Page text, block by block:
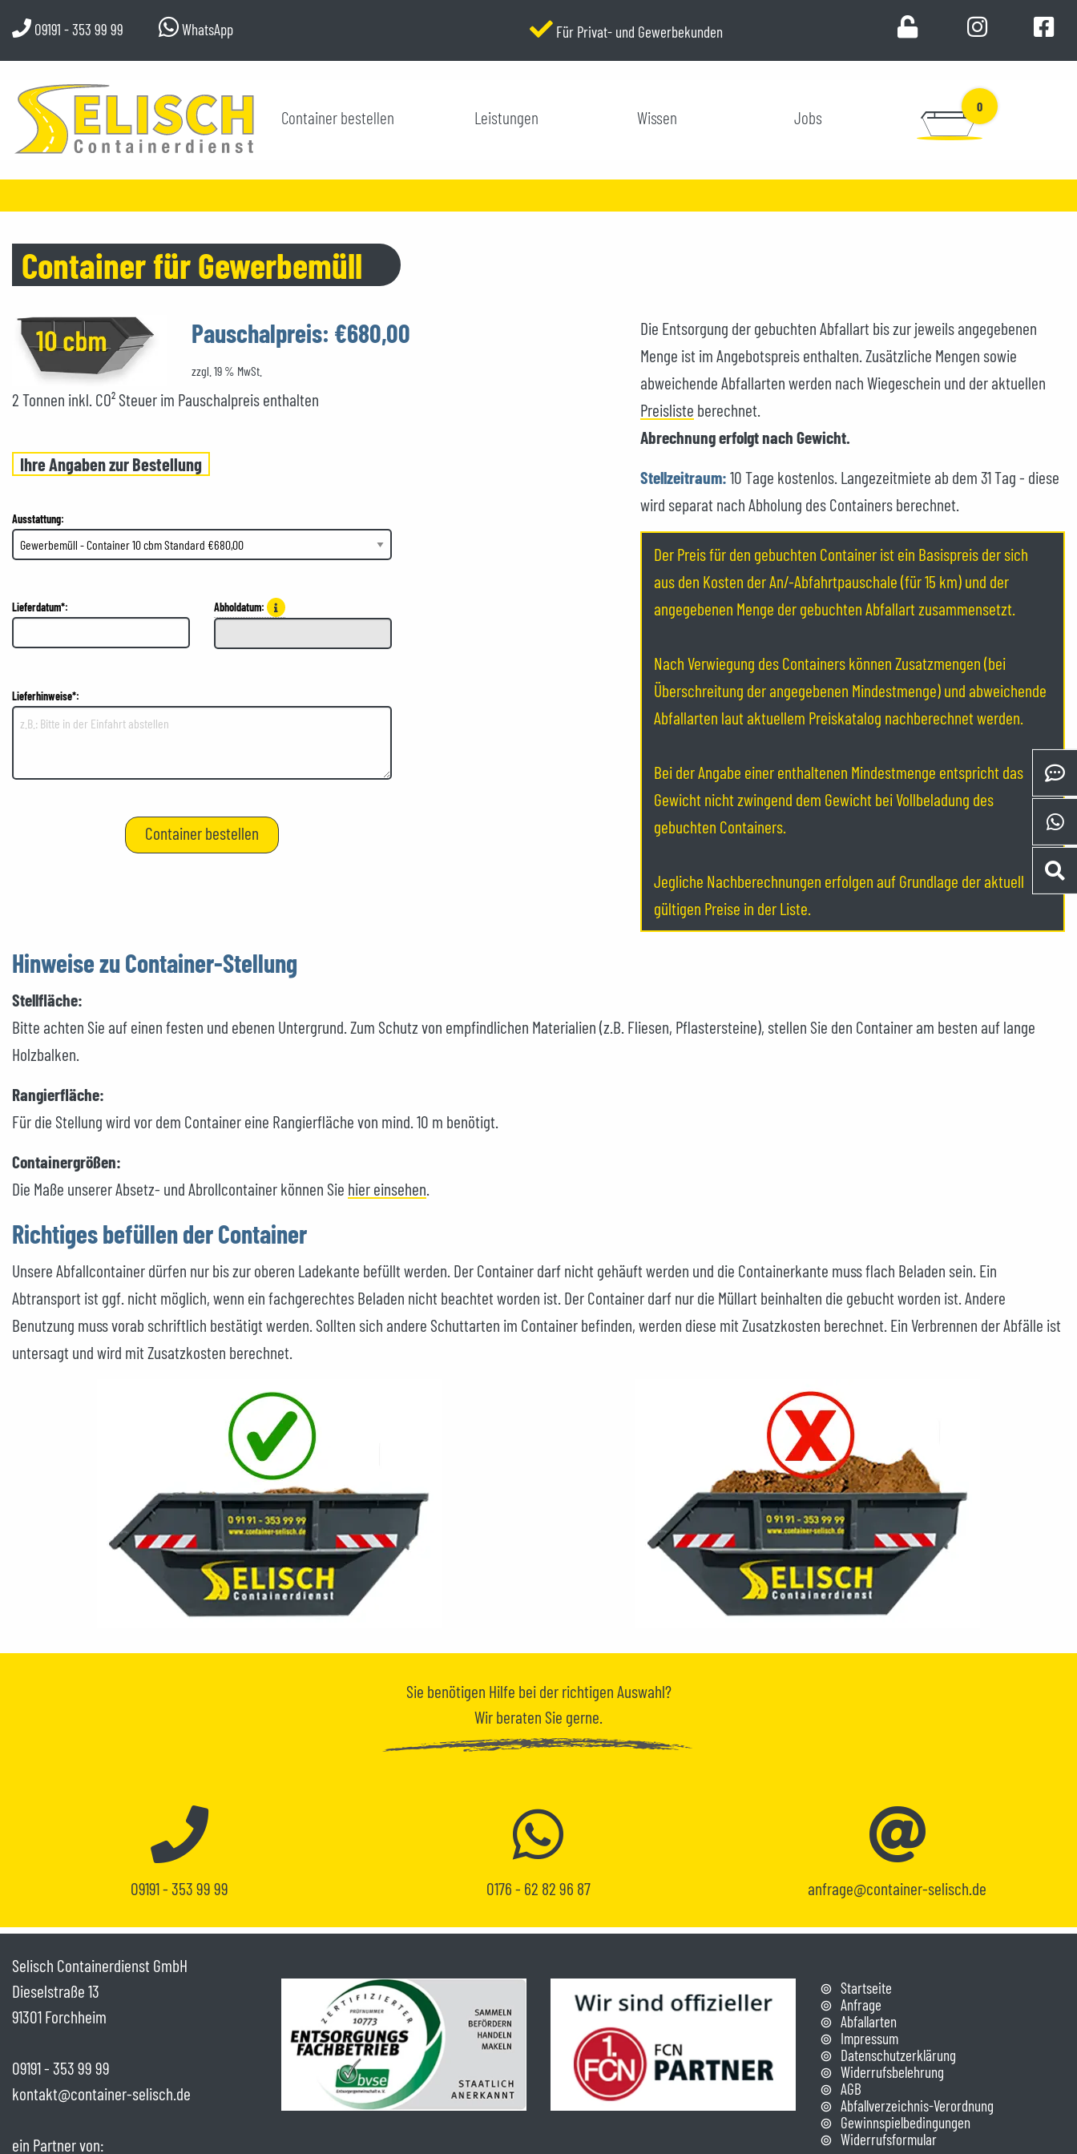
09191 - 353 99 99 WhatsApp Für Privat- und Gewerbekunden
Container bestellen Leistungen Wissen Jobs
0
Container für Gewerbemüll
Pauschalpreis: €680,00
zzgl. 19 % MwSt.
2 Tonnen inkl. CO² Steuer im Pauschalpreis enthalten
Ihre Angaben zur Bestellung
Ausstattung:
Lieferdatum*: Abholdatum:
Lieferhinweise*:
Die Entsorgung der gebuchten Abfallart bis zur jeweils angegebenen
Menge ist im Angebotspreis enthalten. Zusätzliche Mengen sowie
abweichende Abfallarten werden nach Wiegeschein und der aktuellen
Preisliste berechnet.
Abrechnung erfolgt nach Gewicht.
Stellzeitraum: 10 Tage kostenlos. Langezeitmiete ab dem 31 Tag - diese
wird separat nach Abholung des Containers berechnet.
Der Preis für den gebuchten Container ist ein Basispreis der sich
aus den Kosten der An/-Abfahrtpauschale (für 15 km) und der
angegebenen Menge der gebuchten Abfallart zusammensetzt.
Nach Verwiegung des Containers können Zusatzmengen (bei
Überschreitung der angegebenen Mindestmenge) und abweichende
Abfallarten laut aktuellem Preiskatalog nachberechnet werden.
Bei der Angabe einer enthaltenen Mindestmenge entspricht das
Gewicht nicht zwingend dem Gewicht bei Vollbeladung des
gebuchten Containers.
Jegliche Nachberechnungen erfolgen auf Grundlage der aktuell
gültigen Preise in der Liste.
Hinweise zu Container-Stellung
Stellfläche:
Bitte achten Sie auf einen festen und ebenen Untergrund. Zum Schutz von empfindlichen Materialien (z.B. Fliesen, Pflastersteine), stellen Sie den Container am besten auf lange
Holzbalken.
Rangierfläche:
Für die Stellung wird vor dem Container eine Rangierfläche von mind. 10 m benötigt.
Containergrößen:
Die Maße unserer Absetz- und Abrollcontainer können Sie hier einsehen.
Richtiges befüllen der Container
Unsere Abfallcontainer dürfen nur bis zur oberen Ladekante befüllt werden. Der Container darf nicht gehäuft werden und die Containerkante muss flach Beladen sein. Ein
Abtransport ist ggf. nicht möglich, wenn ein fachgerechtes Beladen nicht beachtet worden ist. Der Container darf nur die Müllart beinhalten die gebucht worden ist. Andere
Benutzung muss vorab schriftlich bestätigt werden. Sollten sich andere Schuttarten im Container befinden, werden diese mit Zusatzkosten berechnet. Ein Verbrennen der Abfälle ist
untersagt und wird mit Zusatzkosten berechnet.
Sie benötigen Hilfe bei der richtigen Auswahl?
Wir beraten Sie gerne.
09191 - 353 99 99 0176 - 62 82 96 87 anfrage@container-selisch.de
Selisch Containerdienst GmbH
Dieselstraße 13
91301 Forchheim
09191 - 353 99 99
kontakt@container-selisch.de
ein Partner von:
Startseite
Anfrage
Abfallarten
Impressum
Datenschutzerklärung
Widerrufsbelehrung
AGB
Abfallverzeichnis-Verordnung
Gewinnspielbedingungen
Widerrufsformular